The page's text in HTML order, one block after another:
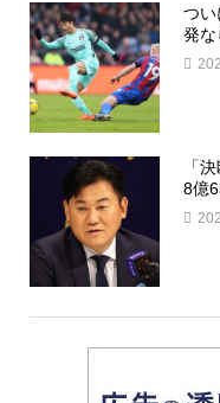
つい
発な
「
8億